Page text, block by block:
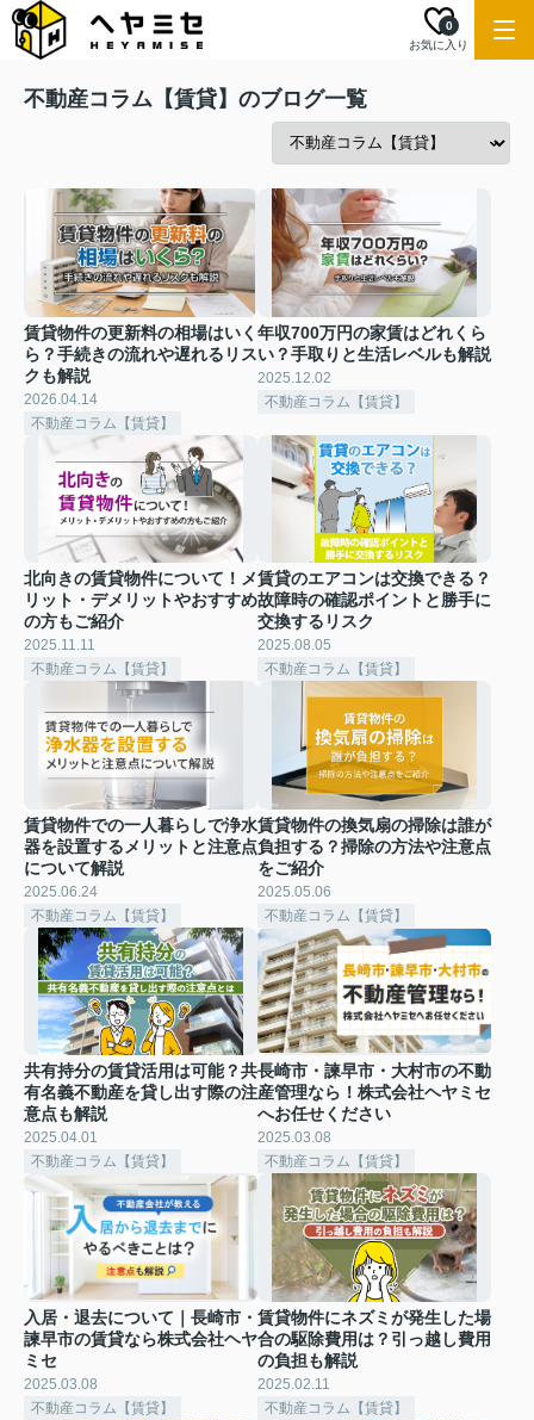
お気に入り
0
不動産コラム【賃貸】のブログ一覧
賃貸物件の更新料の相場はいく
ら？手続きの流れや遅れるリス
クも解説
2026.04.14
不動産コラム【賃貸】
年収700万円の家賃はどれくら
い？手取りと生活レベルも解説
2025.12.02
不動産コラム【賃貸】
北向きの賃貸物件について！メ
リット・デメリットやおすすめ
の方もご紹介
2025.11.11
不動産コラム【賃貸】
賃貸のエアコンは交換できる？
故障時の確認ポイントと勝手に
交換するリスク
2025.08.05
不動産コラム【賃貸】
賃貸物件での一人暮らしで浄水
器を設置するメリットと注意点
について解説
2025.06.24
不動産コラム【賃貸】
賃貸物件の換気扇の掃除は誰が
負担する？掃除の方法や注意点
をご紹介
2025.05.06
不動産コラム【賃貸】
共有持分の賃貸活用は可能？共
有名義不動産を貸し出す際の注
意点も解説
2025.04.01
不動産コラム【賃貸】
長崎市・諫早市・大村市の不動
産管理なら！株式会社ヘヤミセ
へお任せください
2025.03.08
不動産コラム【賃貸】
入居・退去について｜長崎市・
諫早市の賃貸なら株式会社ヘヤ
ミセ
2025.03.08
不動産コラム【賃貸】
賃貸物件にネズミが発生した場
合の駆除費用は？引っ越し費用
の負担も解説
2025.02.11
不動産コラム【賃貸】